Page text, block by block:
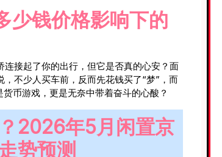
少钱价格影响下的
接起了你的出行，但它是否真的心安？面
不少人买车前，反而先花钱买了“梦”，而
币游戏，更是无奈中带着奋斗的心酸？
2026年5月闲置京
势预测